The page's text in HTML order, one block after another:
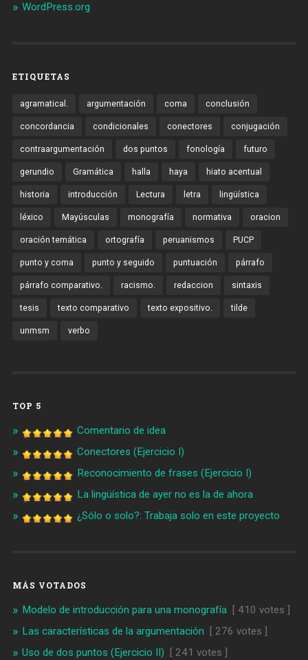
WordPress.org
ETIQUETAS
agramatical. argumentación coma conclusión
concordancia condicionales conectores conjugación
contraargumentación dos puntos fonología futuro
gerundio Gramática halla haya hiato acentual
historia introducción Lectura letra lingüística
léxico Mayúsculas monografía normativa oracion
oración temática ortografía peruanismos PUCP
punto y coma punto y seguido puntuación párrafo
párrafo comparativo. racismo. redaccion sintaxis
tesis texto comparativo texto expositivo. tilde
unmsm verbo
TOP 5
Comentario de idea
Conectores (Ejercicio I)
Reconocimiento de frases (Ejercicio I)
La lingüística de ayer no es la de ahora
¿Sólo o solo?: Trabaja solo en este proyecto
MÁS VOTADOS
Modelo de introducción para una monografía[ 410 votes ]
Las características de la argumentación [ 276 votes ]
Uso de dos puntos (Ejercicio II) [ 241 votes ]